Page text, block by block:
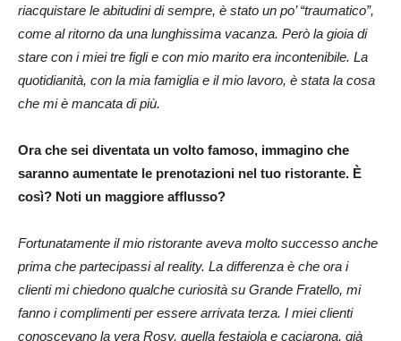
riacquistare le abitudini di sempre, è stato un po’ “traumatico”,
come al ritorno da una lunghissima vacanza. Però la gioia di
stare con i miei tre figli e con mio marito era incontenibile. La
quotidianità, con la mia famiglia e il mio lavoro, è stata la cosa
che mi è mancata di più.
Ora che sei diventata un volto famoso, immagino che
saranno aumentate le prenotazioni nel tuo ristorante. È
così? Noti un maggiore afflusso?
Fortunatamente il mio ristorante aveva molto successo anche
prima che partecipassi al reality. La differenza è che ora i
clienti mi chiedono qualche curiosità su Grande Fratello, mi
fanno i complimenti per essere arrivata terza. I miei clienti
conoscevano la vera Rosy, quella festaiola e caciarona, già